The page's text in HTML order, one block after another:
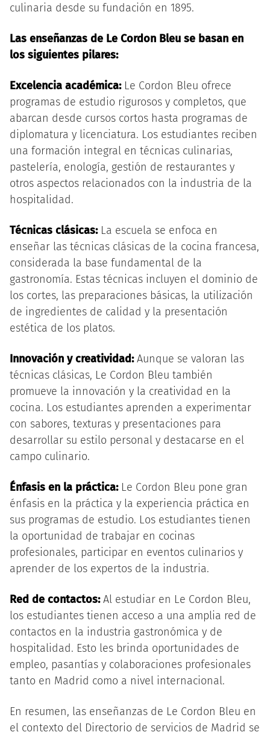
culinaria desde su fundación en 1895.
Las enseñanzas de Le Cordon Bleu se basan en
los siguientes pilares:
Excelencia académica:Le Cordon Bleu ofrece
programas de estudio rigurosos y completos, que
abarcan desde cursos cortos hasta programas de
diplomatura y licenciatura. Los estudiantes reciben
una formación integral en técnicas culinarias,
pastelería, enología, gestión de restaurantes y
otros aspectos relacionados con la industria de la
hospitalidad.
Técnicas clásicas:La escuela se enfoca en
enseñar las técnicas clásicas de la cocina francesa,
considerada la base fundamental de la
gastronomía. Estas técnicas incluyen el dominio de
los cortes, las preparaciones básicas, la utilización
de ingredientes de calidad y la presentación
estética de los platos.
Innovación y creatividad:Aunque se valoran las
técnicas clásicas, Le Cordon Bleu también
promueve la innovación y la creatividad en la
cocina. Los estudiantes aprenden a experimentar
con sabores, texturas y presentaciones para
desarrollar su estilo personal y destacarse en el
campo culinario.
Énfasis en la práctica:Le Cordon Bleu pone gran
énfasis en la práctica y la experiencia práctica en
sus programas de estudio. Los estudiantes tienen
la oportunidad de trabajar en cocinas
profesionales, participar en eventos culinarios y
aprender de los expertos de la industria.
Red de contactos:Al estudiar en Le Cordon Bleu,
los estudiantes tienen acceso a una amplia red de
contactos en la industria gastronómica y de
hospitalidad. Esto les brinda oportunidades de
empleo, pasantías y colaboraciones profesionales
tanto en Madrid como a nivel internacional.
En resumen, las enseñanzas de Le Cordon Bleu en
el contexto del Directorio de servicios de Madrid se